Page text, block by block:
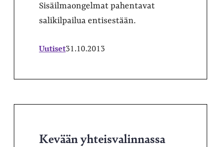
Sisäilmaongelmat pahentavat
salikilpailua entisestään.
Uutiset31.10.2013
Kevään yhteisvalinnassa